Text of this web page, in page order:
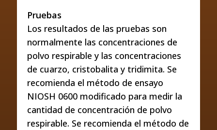
Pruebas
Los resultados de las pruebas son
normalmente las concentraciones de
polvo respirable y las concentraciones
de cuarzo, cristobalita y tridimita. Se
recomienda el método de ensayo
NIOSH 0600 modificado para medir la
cantidad de concentración de polvo
respirable. Se recomienda el método de